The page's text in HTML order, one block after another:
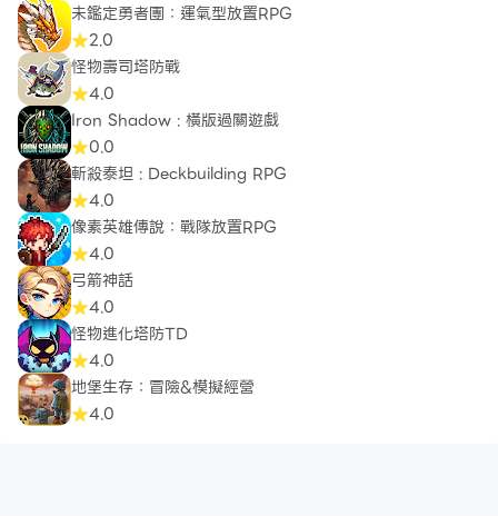
未鑑定勇者團：運氣型放置RPG
2.0
怪物壽司塔防戰
4.0
Iron Shadow : 橫版過關遊戲
0.0
斬殺泰坦 : Deckbuilding RPG
4.0
像素英雄傳說：戰隊放置RPG
4.0
弓箭神話
4.0
怪物進化塔防TD
4.0
地堡生存：冒險&模擬經營
4.0